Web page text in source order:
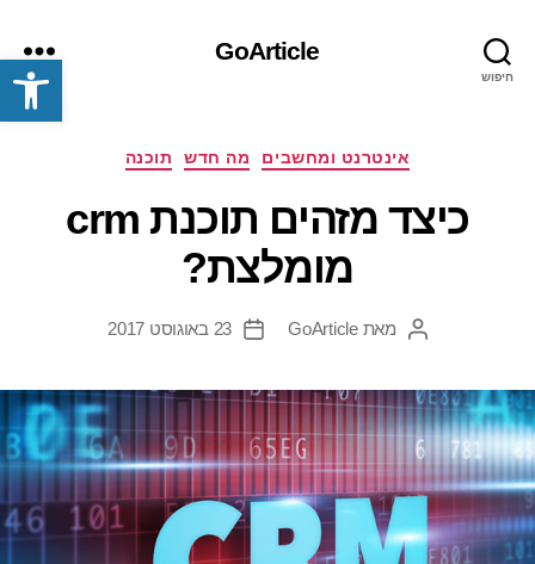
פתח סרגל נגישות חיפוש
GoArticle
תפריט
קטגוריותאינטרנט ומחשבים מה חדש תוכנה
כיצד מזהים תוכנת crm
מומלצת?
המחבר
מאתGoArticle
תאריך
23 באוגוסט 2017